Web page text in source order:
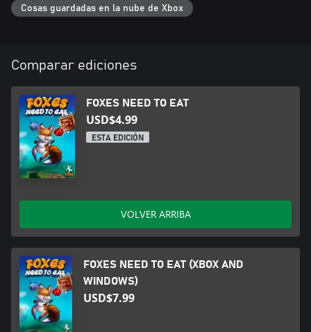
Cosas guardadas en la nube de Xbox
Comparar ediciones
FOXES NEED TO EAT
USD$4.99
ESTA EDICIÓN
VOLVER ARRIBA
FOXES NEED TO EAT (XBOX AND
WINDOWS)
USD$7.99